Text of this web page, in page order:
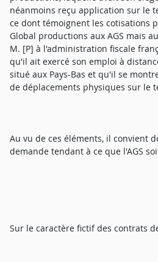
néanmoins reçu application sur le
ce dont témoignent les cotisations
Global productions aux AGS mais
M. [P] à l'administration fiscale
qu'il ait exercé son emploi à
situé aux Pays-Bas et qu'il se
de déplacements physiques sur le
Au vu de ces éléments, il convient
demande tendant à ce que l'AGS
Sur le caractère fictif des contrats